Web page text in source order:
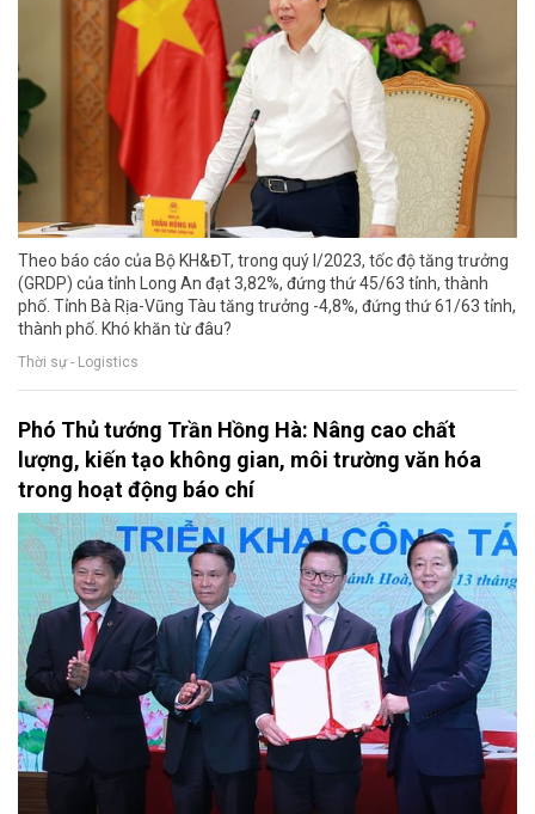
Theo báo cáo của Bộ KH&ĐT, trong quý I/2023, tốc độ tăng trưởng
(GRDP) của tỉnh Long An đạt 3,82%, đứng thứ 45/63 tỉnh, thành
phố. Tỉnh Bà Rịa-Vũng Tàu tăng trưởng -4,8%, đứng thứ 61/63 tỉnh,
thành phố. Khó khăn từ đâu?
Thời sự - Logistics
Phó Thủ tướng Trần Hồng Hà: Nâng cao chất
lượng, kiến tạo không gian, môi trường văn hóa
trong hoạt động báo chí